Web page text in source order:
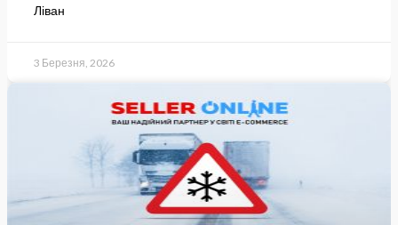
Ліван
3 Березня, 2026